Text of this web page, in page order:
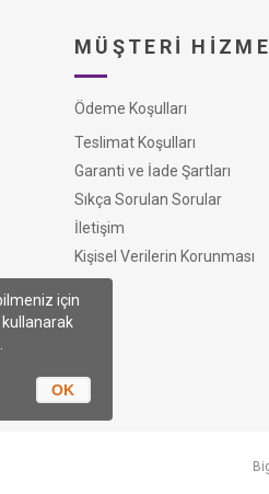
MÜŞTERI
Ödeme Koşulları
Teslimat Koşulları
Garanti ve İade Şartları
Sıkça Sorulan Sorular
İletişim
Kişisel Verilerin Korunması
için
OK